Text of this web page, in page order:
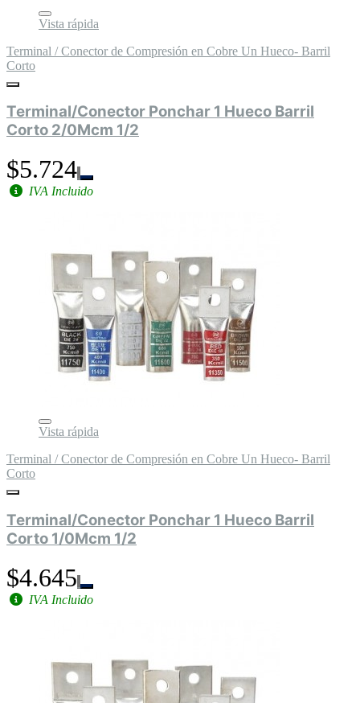
Vista rápida
Terminal / Conector de Compresión en Cobre Un Hueco- Barril
Corto
Terminal/Conector Ponchar 1 Hueco Barril
Corto 2/0Mcm 1/2
$5.724
IVA Incluido
Vista rápida
Terminal / Conector de Compresión en Cobre Un Hueco- Barril
Corto
Terminal/Conector Ponchar 1 Hueco Barril
Corto 1/0Mcm 1/2
$4.645
IVA Incluido